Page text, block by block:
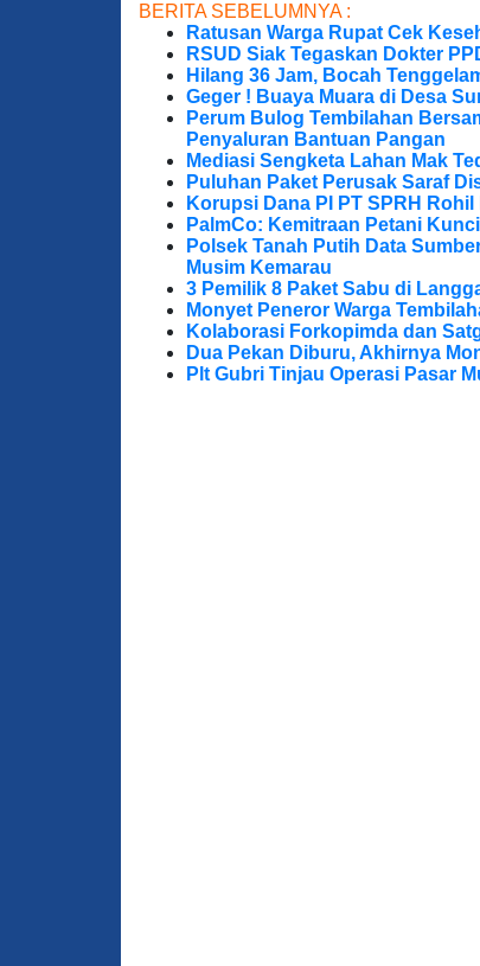
BERITA SEBELUMNYA :
Ratusan Warga Rupat Cek
RSUD Siak Tegaskan Dokter
Hilang 36 Jam, Bocah
Geger ! Buaya Muara di Desa
Perum Bulog Tembilahan
Penyaluran Bantuan Pangan
Mediasi Sengketa Lahan Mak
Puluhan Paket Perusak Saraf
Korupsi Dana PI PT SPRH
PalmCo: Kemitraan Petani
Polsek Tanah Putih Data
Musim Kemarau
3 Pemilik 8 Paket Sabu di
Monyet Peneror Warga
Kolaborasi Forkopimda dan
Dua Pekan Diburu, Akhirnya
Plt Gubri Tinjau Operasi Pasar